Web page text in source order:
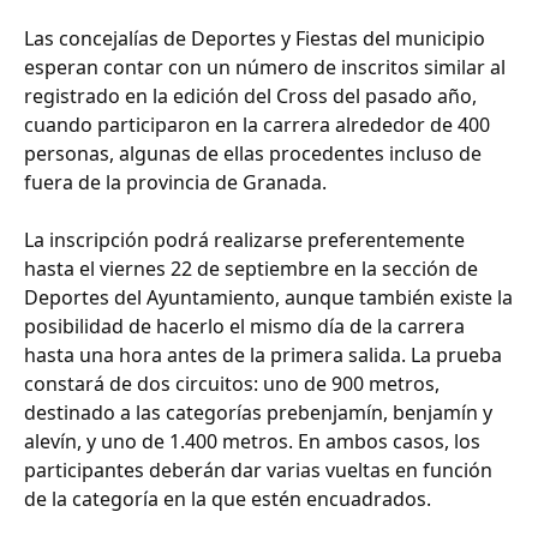
Las concejalías de Deportes y Fiestas del municipio
esperan contar con un número de inscritos similar al
registrado en la edición del Cross del pasado año,
cuando participaron en la carrera alrededor de 400
personas, algunas de ellas procedentes incluso de
fuera de la provincia de Granada.
La inscripción podrá realizarse preferentemente
hasta el viernes 22 de septiembre en la sección de
Deportes del Ayuntamiento, aunque también existe la
posibilidad de hacerlo el mismo día de la carrera
hasta una hora antes de la primera salida. La prueba
constará de dos circuitos: uno de 900 metros,
destinado a las categorías prebenjamín, benjamín y
alevín, y uno de 1.400 metros. En ambos casos, los
participantes deberán dar varias vueltas en función
de la categoría en la que estén encuadrados.